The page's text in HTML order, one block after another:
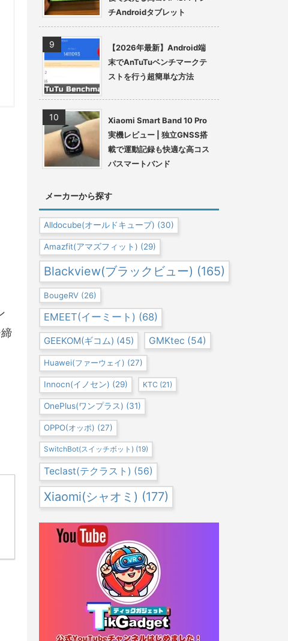
チAndroidタブレット
【2026年最新】Android端
末でAnTuTuベンチマークテ
ストを行う超簡単な方法
Xiaomi Smart Band 10 Pro
実機レビュー | 独立GNSS搭
載で運動記録も快適な高コス
パスマートバンド
メーカーから探す
Alldocube(オールドキューブ) (30)
Amazfit(アマズフィット) (29)
Blackview(ブラックビュー) (165)
BougeRV (26)
EMEET(イーミート) (68)
GEEKOM(ギコム) (45) GMKtec (54)
Huawei(ファーウェイ) (27)
Innocn(イノセン) (29) KTC (21)
OnePlus(ワンプラス) (31)
OPPO(オッポ) (27)
SwitchBot(スイッチボット) (19)
Teclast(テクラスト) (56)
Xiaomi(シャオミ) (177)